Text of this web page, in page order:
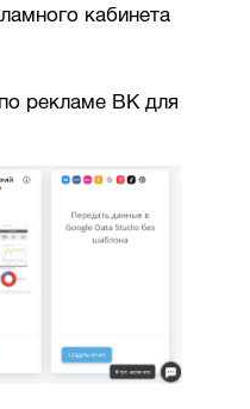
кабинета
рекламе ВК для